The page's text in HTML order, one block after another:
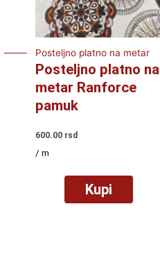
Posteljno platno na metar
Posteljno platno na
metar Ranforce
pamuk
600.00 rsd
/ m
Kupi